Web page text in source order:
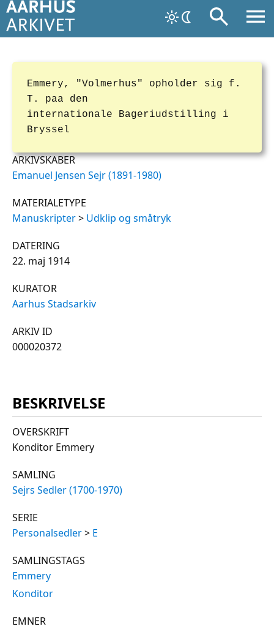
Emmery, "Volmerhus" opholder sig f.
T. paa den
internationale Bageriudstilling i
Bryssel
ARKIVSKABER
Emanuel Jensen Sejr (1891-1980)
MATERIALETYPE
Manuskripter> Udklip og småtryk
DATERING
22. maj 1914
KURATOR
Aarhus Stadsarkiv
ARKIV ID
000020372
BESKRIVELSE
OVERSKRIFT
Konditor Emmery
SAMLING
Sejrs Sedler (1700-1970)
SERIE
Personalsedler> E
SAMLINGSTAGS
Emmery
Konditor
EMNER